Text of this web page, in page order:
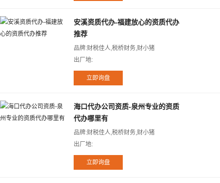
安溪资质代办-福建放心的资质代办
推荐
品牌:财税佳人,税桥财务,财小猪
出厂地:
海口代办公司资质-泉州专业的资质
代办哪里有
品牌:财税佳人,税桥财务,财小猪
出厂地: